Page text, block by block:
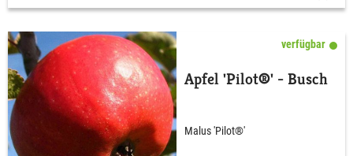
verfügbar
Apfel 'Pilot®' - Busch
Malus 'Pilot®'